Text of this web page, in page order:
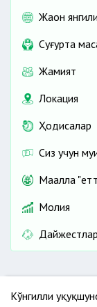
Жаҳон
Cуғурта
Жамият
Локация
Ҳодисалар
Сиз учун
Маҳалла
Молия
Дайжестлар
Кўнгилли